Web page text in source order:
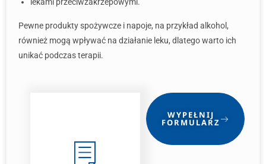
Pewne produkty spożywcze i napoje, na przykład alkohol,
również mogą wpływać na działanie leku, dlatego warto ich
unikać podczas terapii.
WYPEŁNIJ
FORMULARZ